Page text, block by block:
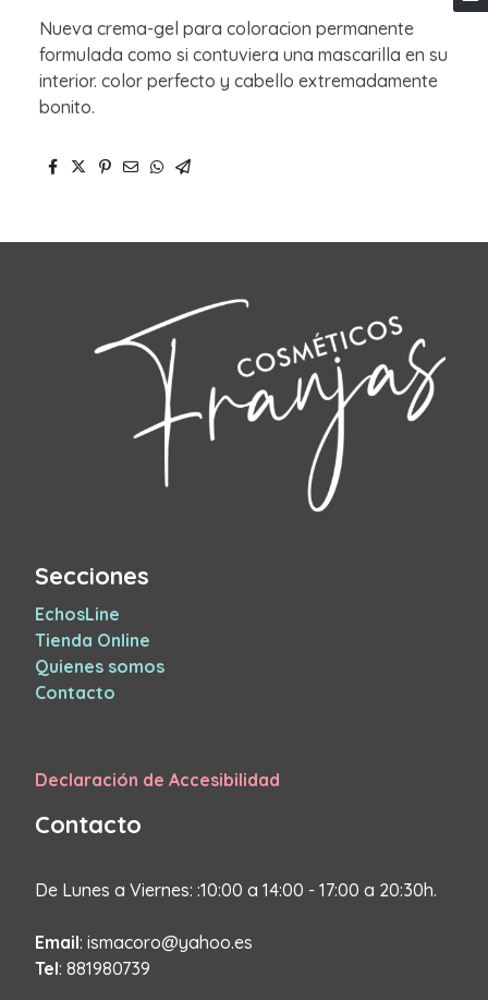
Nueva crema-gel para coloracion permanente
formulada como si contuviera una mascarilla en su
interior. color perfecto y cabello extremadamente
bonito.
Secciones
EchosLine
Tienda Online
Quienes somos
Contacto
Declaración de Accesibilidad
Contacto
De Lunes a Viernes: :10:00 a 14:00 - 17:00 a 20:30h.
Email: ismacoro@yahoo.es
Tel: 881980739